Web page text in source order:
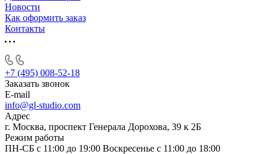
Новости
Как оформить заказ
Контакты
+7 (495) 008-52-18
Заказать звонок
E-mail
info@gl-studio.com
Адрес
г. Москва, проспект Генерала Дорохова, 39 к 2Б
Режим работы
ПН-СБ с 11:00 до 19:00 Воскресенье с 11:00 до 18:00